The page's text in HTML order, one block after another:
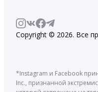
Copyright © 2026. Все
*Instagram и Facebook
Inc., признанной